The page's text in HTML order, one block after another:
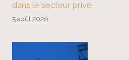
dans le secteur privé
5 août 2026